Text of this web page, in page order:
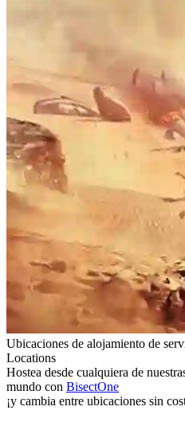
Ubicaciones de alojamiento de
Locations
Hostea desde cualquiera de
mundo con BisectOne
¡y cambia entre ubicaciones sin